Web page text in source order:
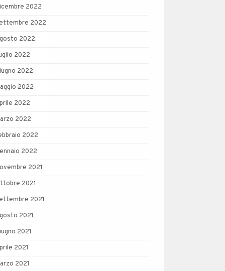
2022
2022
2022
2022
2022
2022
2022
2022
2022
2022
2021
2021
2021
2021
2021
2021
2021